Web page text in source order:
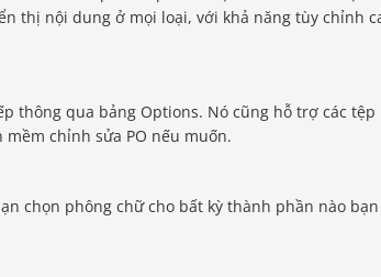
thị nội dung ở mọi loại, với khả năng tùy chỉnh
thông qua bảng Options. Nó cũng hỗ trợ các tệp
mềm chỉnh sửa PO nếu muốn.
chọn phông chữ cho bất kỳ thành phần nào bạn